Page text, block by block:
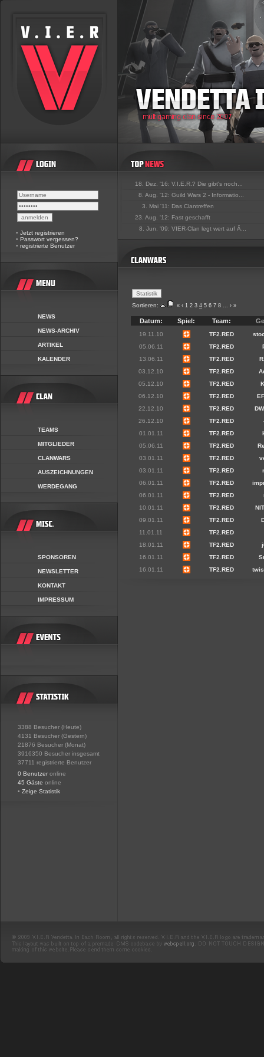
• Jetzt registrieren
• Passwort vergessen?
• registrierte Benutzer
NEWS
NEWS-ARCHIV
ARTIKEL
KALENDER
TEAMS
MITGLIEDER
CLANWARS
AUSZEICHNUNGEN
WERDEGANG
SPONSOREN
NEWSLETTER
KONTAKT
IMPRESSUM
3388 Besucher (Heute)
4131 Besucher (Gestern)
21876 Besucher (Monat)
3916350 Besucher insgesamt
37711 registrierte Benutzer
0 Benutzer online
45 Gäste online
• Zeige Statistik
18. Dez. '16: V.I.E.R.? Die gibt's noch...
8. Aug. '12: Guild Wars 2 - Informatio...
3. Mai '11: Das Clantreffen
23. Aug. '12: Fast geschafft
8. Jun. '09: VIER-Clan legt wert auf Ä...
Sortieren: « ‹ 1 2 3 4 5 6 7 8 ... › »
Datum: Spiel: Team:
19.11.10 TF2.RED
05.06.11
TF2.RED
13.06.11
TF2.RED
03.12.10
TF2.RED
05.12.10
TF2.RED
06.12.10
TF2.RED
22.12.10
TF2.RED
26.12.10
TF2.RED
01.01.11
TF2.RED
05.06.11
TF2.RED
03.01.11
TF2.RED
03.01.11
TF2.RED
06.01.11
TF2.RED
06.01.11
TF2.RED
10.01.11
TF2.RED
09.01.11
TF2.RED
11.01.11
TF2.RED
18.01.11
TF2.RED
16.01.11
TF2.RED
16.01.11
TF2.RED